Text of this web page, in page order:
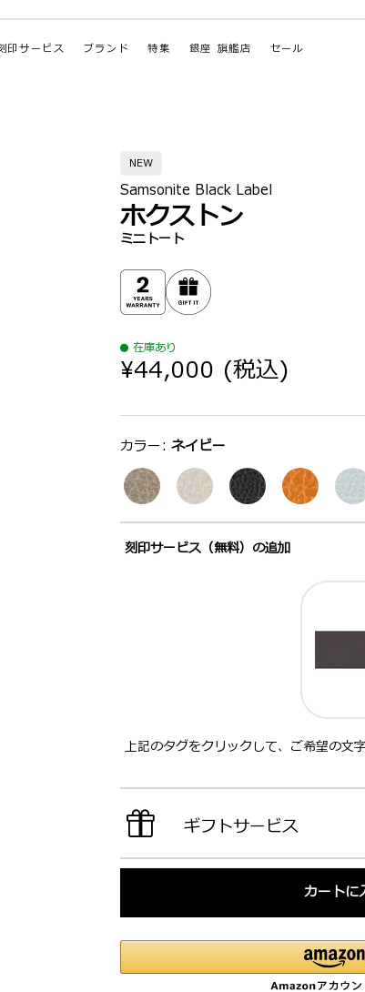
印サービス ブランド 特集 銀座 旗艦店 セール
NEW
Samsonite Black Label
ホクストン
ミニトート
在庫あり
¥44,000 (税込)
選択：
カラー:ネイビー
刻印サービス（無料）の追加
上記のタグをクリックして、ご希望の文
ギフトサービス
カートに